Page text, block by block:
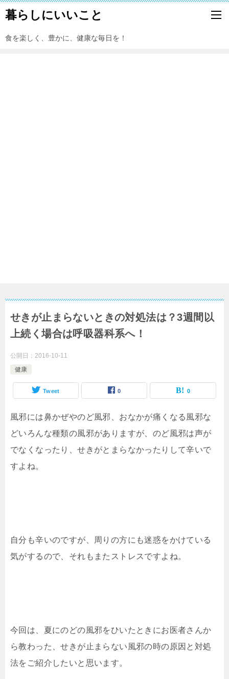
暮らしにいいこと
食を楽しく、豊かに、健康な毎日を！
せきが止まらないときの対処法は？3週間以
上続く場合は呼吸器科系へ！
公開日： 2016-10-11
健康
Tweet 0 0
風邪には鼻かぜやのど風邪、おなかが痛くなる風邪な
どいろんな種類の風邪がありますが、のど風邪は声が
でなくなったり、せきがとまらなかったりして辛いで
すよね。
自分も辛いのですが、周りの方にも迷惑をかけている
気がするので、それもまたストレスですよね。
今回は、夏にのどの風邪をひいたときにお医者さんか
ら教わった、せきが止まらない風邪の時の原因と対処
法をご紹介したいと思います。